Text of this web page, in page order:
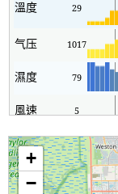
溫度 29
气压 1017
濕度 79
風速 5
+
−